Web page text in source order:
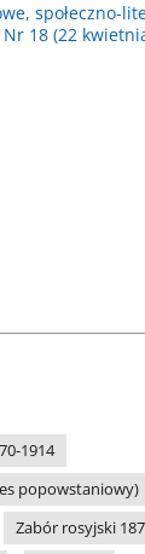
społeczno-
Nr 18 (22
1914
popowstaniowy)
Zabór rosyjski